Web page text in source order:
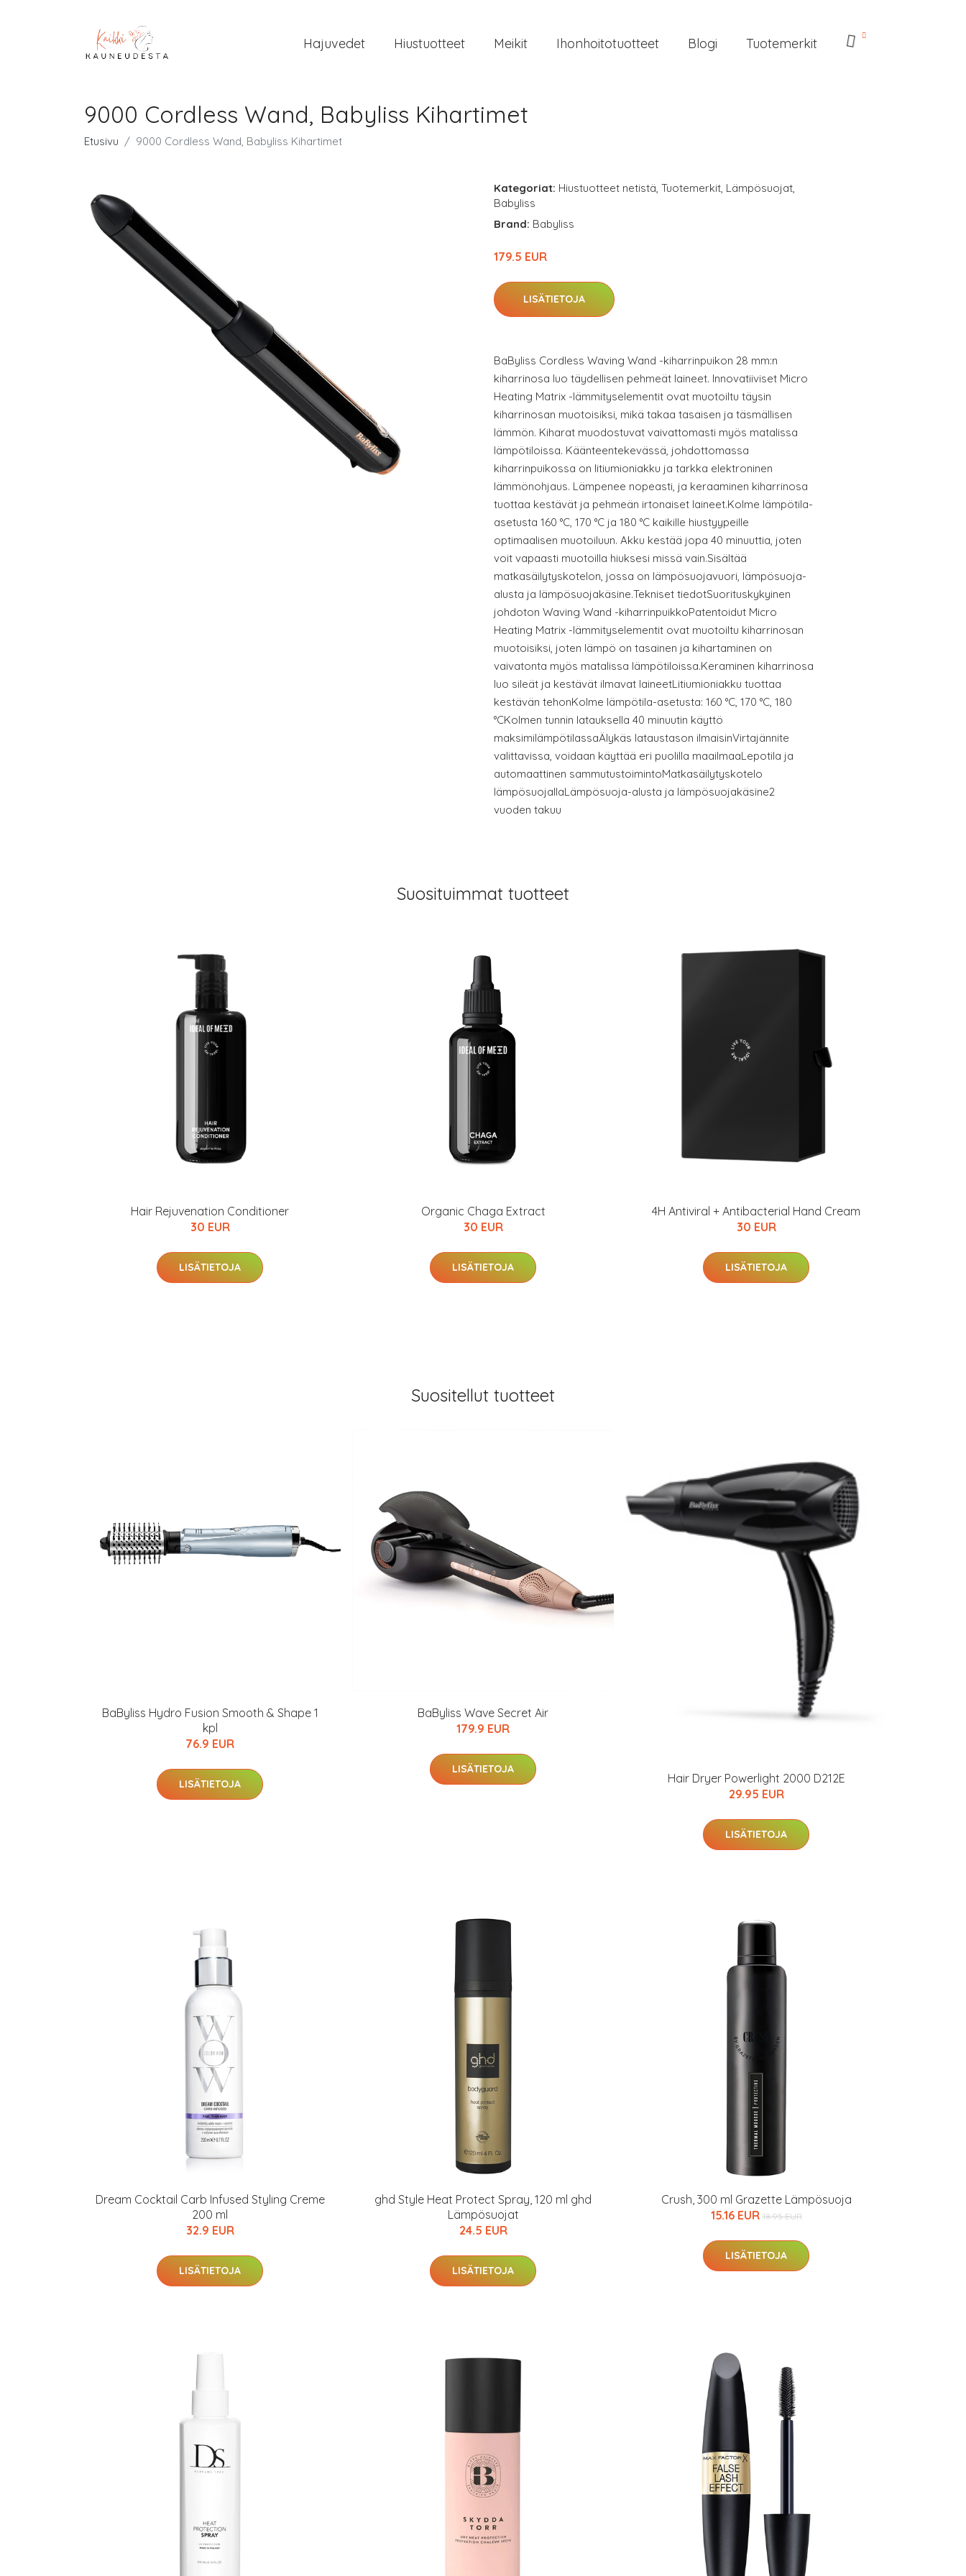
Hajuvedet Hiustuotteet Meikit Ihonhoitotuotteet Blogi Tuotemerkit
9000 Cordless Wand, Babyliss Kihartimet
Etusivu 9000 Cordless Wand, Babyliss Kihartimet
Kategoriat: Hiustuotteet netistä, Tuotemerkit, Lämpösuojat,
Babyliss
Brand: Babyliss
179.5 EUR
LISÄTIETOJA
BaByliss Cordless Waving Wand -kiharrinpuikon 28 mm:n
kiharrinosa luo täydellisen pehmeät laineet. Innovatiiviset Micro
Heating Matrix -lämmityselementit ovat muotoiltu täysin
kiharrinosan muotoisiksi, mikä takaa tasaisen ja täsmällisen
lämmön. Kiharat muodostuvat vaivattomasti myös matalissa
lämpötiloissa. Käänteentekevässä, johdottomassa
kiharrinpuikossa on litiumioniakku ja tarkka elektroninen
lämmönohjaus. Lämpenee nopeasti, ja keraaminen kiharrinosa
tuottaa kestävät ja pehmeän irtonaiset laineet.Kolme lämpötila-
asetusta 160 °C, 170 °C ja 180 °C kaikille hiustyypeille
optimaalisen muotoiluun. Akku kestää jopa 40 minuuttia, joten
voit vapaasti muotoilla hiuksesi missä vain.Sisältää
matkasäilytyskotelon, jossa on lämpösuojavuori, lämpösuoja-
alusta ja lämpösuojakäsine.Tekniset tiedotSuorituskykyinen
johdoton Waving Wand -kiharrinpuikkoPatentoidut Micro
Heating Matrix -lämmityselementit ovat muotoiltu kiharrinosan
muotoisiksi, joten lämpö on tasainen ja kihartaminen on
vaivatonta myös matalissa lämpötiloissa.Keraminen kiharrinosa
luo sileät ja kestävät ilmavat laineetLitiumioniakku tuottaa
kestävän tehonKolme lämpötila-asetusta: 160 °C, 170 °C, 180
°CKolmen tunnin latauksella 40 minuutin käyttö
maksimilämpötilassaÄlykäs lataustason ilmaisinVirtajännite
valittavissa, voidaan käyttää eri puolilla maailmaaLepotila ja
automaattinen sammutustoimintoMatkasäilytyskotelo
lämpösuojallaLämpösuoja-alusta ja lämpösuojakäsine2
vuoden takuu
Suosituimmat tuotteet
Hair Rejuvenation Conditioner
30 EUR
LISÄTIETOJA
Organic Chaga Extract
30 EUR
LISÄTIETOJA
4H Antiviral + Antibacterial Hand Cream
30 EUR
LISÄTIETOJA
Suositellut tuotteet
BaByliss Hydro Fusion Smooth & Shape 1
kpl
76.9 EUR
LISÄTIETOJA
BaByliss Wave Secret Air
179.9 EUR
LISÄTIETOJA
Hair Dryer Powerlight 2000 D212E
29.95 EUR
LISÄTIETOJA
Dream Cocktail Carb Infused Styling Creme
200 ml
32.9 EUR
LISÄTIETOJA
ghd Style Heat Protect Spray, 120 ml ghd
Lämpösuojat
24.5 EUR
LISÄTIETOJA
Crush, 300 ml Grazette Lämpösuoja
15.16 EUR 18.95 EUR
LISÄTIETOJA
Erikoistarjous
Sponsoriltamme
Kaikki IdealofMeDin tuotteet -20 %!